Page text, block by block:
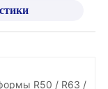
R50 / R63 /